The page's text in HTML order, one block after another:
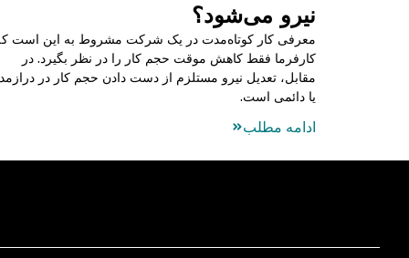
نیرو می‌شود؟
معرفی کار کوتاه‌مدت در یک شرکت مشروط به این است
کارفرما فقط کاهش موقت حجم کار را در نظر بگیرد. در
مقابل، تعدیل نیرو مستلزم از دست دادن حجم کار در
یا دائمی است.
ادامه مطلب